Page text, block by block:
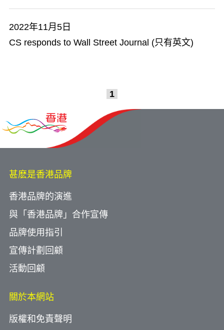
2022年11月5日
CS responds to Wall Street Journal (只有英文)
1
甚麽是香港品牌
香港品牌的演進
與「香港品牌」合作宣傳
品牌使用指引
宣傳計劃回顧
活動回顧
關於本網站
版權和免責聲明